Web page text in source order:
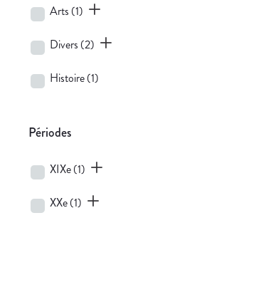
Arts (1)
Divers (2)
Histoire(1)
Périodes
XIXe(1)
XXe(1)